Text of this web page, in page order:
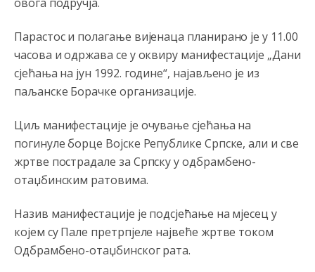
Парастос и полагање вијенаца планирано је у 11.00
часова и одржава се у оквиру манифестације „Дани
сјећања на јун 1992. године“, најављено је из
паљанске Борачке организације.
Циљ манифестације је очување сјећања на
погинуле борце Војске Републике Српске, али и све
жртве пострадале за Српску у одбрамбено-
отаџбинским ратовима.
Назив манифестације је подсјећање на мјесец у
којем су Пале претрпјеле највеће жртве током
Одбрамбено-отаџбинског рата.
....i onda su na tenkovima NATO pakta, na vlast došli
jedna baba i jedan švercer dezerter ratni profiter i
ikonokradica .... ende
Анонимно2802605 8/5/2026 5:25
Милорад Додик је доживотни предсједник државе
Републике Српске! Душмани ће умријети од муке,не
могу му ништа.
Анонимно2802622
tzv.rsneće nikad biti država,samo pokrajina u državi
Bosni i Hercegovini
Анонимно2806339 јуче 4:23